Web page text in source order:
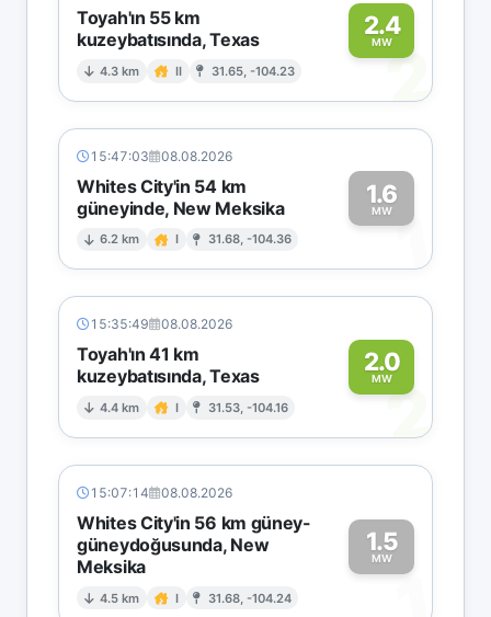
Toyah'ın 55 km
kuzeybatısında, Texas
4.3 km II 31.65, -104.23
2.4
MW2
15:47:03 08.08.2026
Whites City'in 54 km
güneyinde, New Meksika
6.2 km I 31.68, -104.36
1.6
MW1
15:35:49 08.08.2026
Toyah'ın 41 km
kuzeybatısında, Texas
4.4 km I 31.53, -104.16
2.0
MW
2
15:07:14 08.08.2026
Whites City'in 56 km güney-
güneydoğusunda, New
Meksika
4.5 km I 31.68, -104.24
1.5
MW